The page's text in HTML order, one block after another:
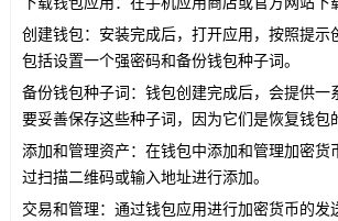
创建钱包：安装完成后，打开应用，按照提示
包括设置一个强密码和备份钱包种子词。
备份钱包种子词：钱包创建完成后，会提供一
要妥善保存这些种子词，因为它们是恢复钱包
添加和管理资产：在钱包中添加和管理加密货
过扫描二维码或输入地址进行添加。
交易和管理：通过钱包应用进行加密货币的发